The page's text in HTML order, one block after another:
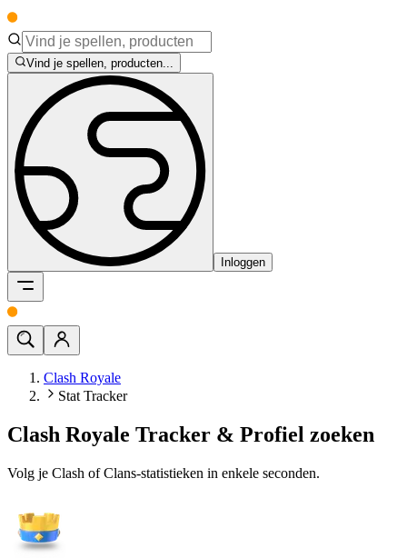
Vind je spellen, producten...
Inloggen
Clash Royale
Stat Tracker
Clash Royale Tracker & Profiel zoeken
Volg je Clash of Clans-statistieken in enkele seconden.